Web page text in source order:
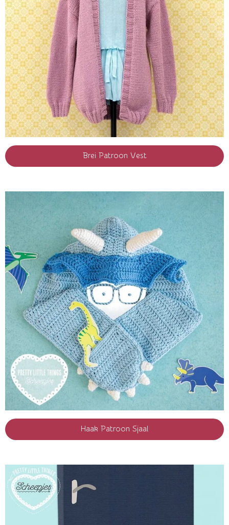
Brei Patroon Vest
Haak Patroon Sjaal